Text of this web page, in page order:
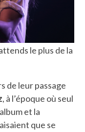
le plus de la
de leur passage
, à l’époque où seul
et la
que se